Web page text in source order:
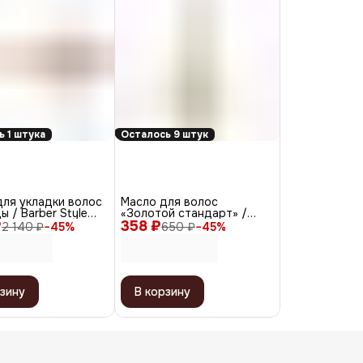
1 штука
2 140 ₽−45%
укладки волос
/ Barber Style
Осталось 9 штук
358 ₽650 ₽−45%
Масло для волос
«Золотой стандарт» /
Gold Oil, 30 мл
В корзину